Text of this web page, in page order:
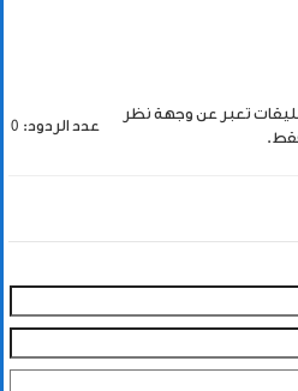
تعبر عن وجهة نظر
عدد الردود: 0